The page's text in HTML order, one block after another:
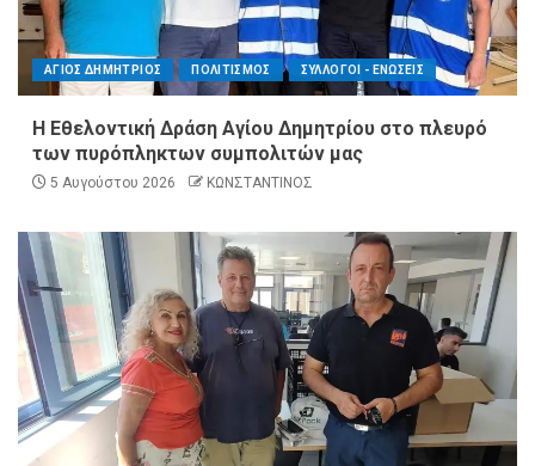
ΑΓΙΟΣ ΔΗΜΗΤΡΙΟΣ ΠΟΛΙΤΙΣΜΟΣ ΣΥΛΛΟΓΟΙ - ΕΝΩΣΕΙΣ
Η Εθελοντική Δράση Αγίου Δημητρίου στο πλευρό
των πυρόπληκτων συμπολιτών μας
5 Αυγούστου 2026 ΚΩΝΣΤΑΝΤΙΝΟΣ